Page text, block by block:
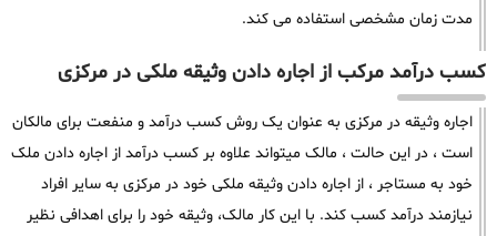
مدت زمان مشخصی استفاده می کند.
کسب درآمد مرکب از اجاره دادن وثیقه ملکی در مرکزی
اجاره وثیقه در مرکزی به عنوان یک روش کسب درآمد و منفعت برای مالکان
است ، در این حالت ، مالک میتواند علاوه بر کسب درآمد از اجاره دادن ملک
خود به مستاجر ، از اجاره دادن وثیقه ملکی خود در مرکزی به سایر افراد
نیازمند درآمد کسب کند. با این کار مالک، وثیقه خود را برای اهدافی نظیر